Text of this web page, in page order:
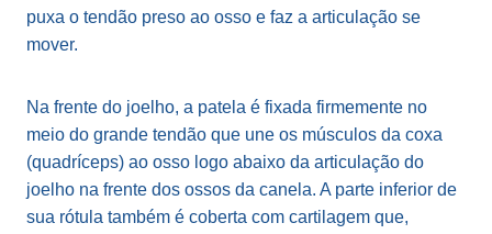
puxa o tendão preso ao osso e faz a articulação se
mover.
Na frente do joelho, a patela é fixada firmemente no
meio do grande tendão que une os músculos da coxa
(quadríceps) ao osso logo abaixo da articulação do
joelho na frente dos ossos da canela. A parte inferior de
sua rótula também é coberta com cartilagem que,